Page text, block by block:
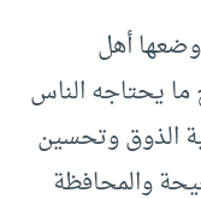
أهل
ما يحتاجه الناس
الذوق وتحسين
والمحافظة